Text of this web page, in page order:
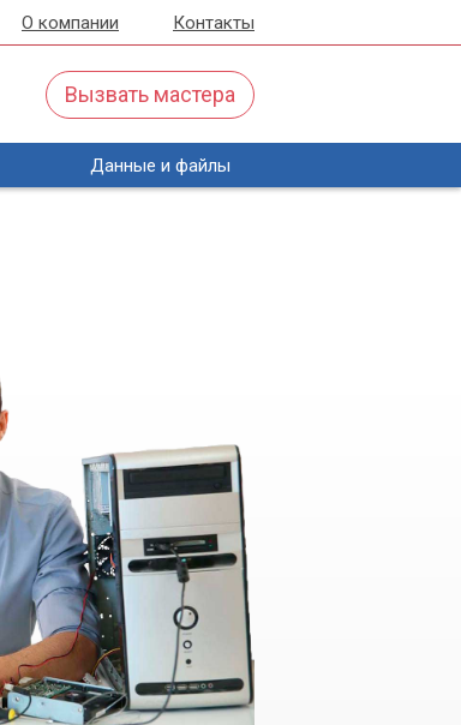
О компании Контакты
Вызвать мастера
Данные и файлы